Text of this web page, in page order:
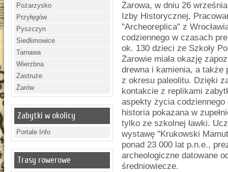
Pożarzysko
Przyłęgów
Pyszczyn
Siedlimowice
Tarnawa
Wierzbna
Zastruże
Żarów
Zabytki w okolicy
Portale Info
Trasy rowerowe
Żarowa, w dniu 26
Izby Historycznej,
"Archeoreplica" z
codziennego w czasach
ok. 130 dzieci ze Szkoły
Żarowie miała okazję
drewna i kamienia, a także
z okresu paleolitu. Dzięki
kontakcie z replikami
aspekty życia codziennego
historia pokazana w
tylko ze szkolnej ławki.
wystawę "Krukowski
ponad 23 000 lat p.n.e.,
archeologiczne datowane
średniowiecze.